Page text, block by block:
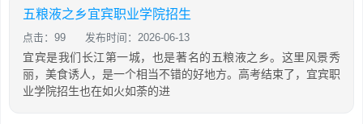
五粮液之乡宜宾职业学院招生
点击：99 发布时间：2026-06-13
宜宾是我们长江第一城，也是著名的五粮液之乡。这里风景秀
丽，美食诱人，是一个相当不错的好地方。高考结束了，宜宾职
业学院招生也在如火如荼的进